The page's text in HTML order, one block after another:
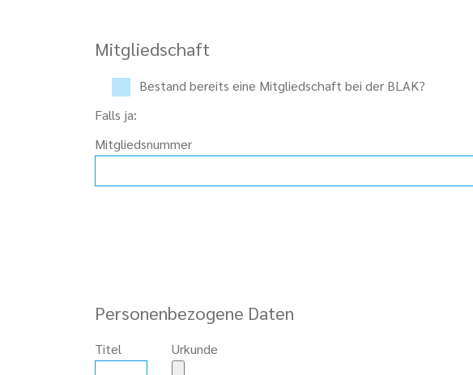
Mitgliedschaft
Bestand bereits eine Mitgliedschaft bei der BLAK?
Falls ja:
Mitgliedsnummer
Personenbezogene Daten
Titel Urkunde